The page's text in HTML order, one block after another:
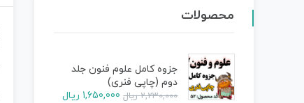
محصولات
جزوه کامل علوم فنون جلد
دوم (چاپی فنری)
2,230,000 ریال 1,650,000 ریال